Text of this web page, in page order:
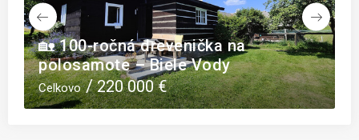
🏡 100-ročná drevenička na
polosamote – Biele Vody
Celkovo 220 000 €